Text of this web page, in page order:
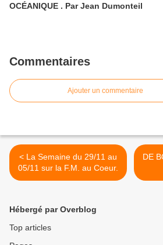
OCÉANIQUE . Par Jean Dumonteil
Commentaires
Ajouter un commentaire
< La Semaine du 29/11 au
05/11 sur la F.M. au Coeur.
DE
Hébergé par Overblog
Top articles